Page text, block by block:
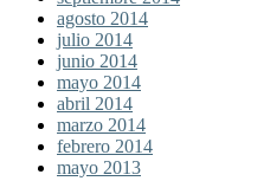
agosto 2014
julio 2014
junio 2014
mayo 2014
abril 2014
marzo 2014
febrero 2014
mayo 2013